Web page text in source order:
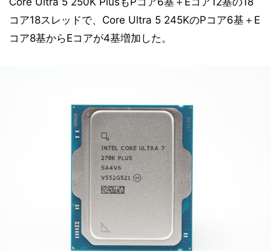
コア18スレッドで、Core Ultra 5 245KのPコア6基＋E
コア8基からEコアが4基増加した。